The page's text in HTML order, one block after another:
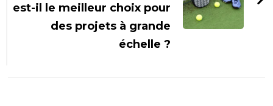
est-il le meilleur choix pour
des projets à grande
échelle ?